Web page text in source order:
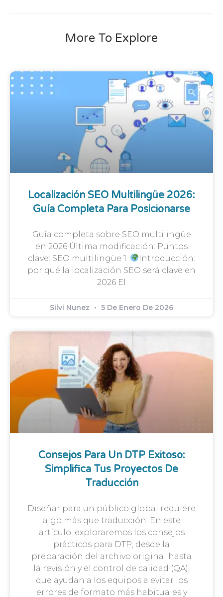
More To Explore
Localización SEO Multilingüe 2026:
Guía Completa Para Posicionarse
Guía completa sobre SEO multilingüe
en 2026 Última modificación: Puntos
clave: SEO multilingüe 1.
Introducción:
por qué la localización SEO será clave en
2026 El
Silvi Nunez 5 De Enero De 2026
Consejos Para Un DTP Exitoso:
Simplifica Tus Proyectos De
Traducción
Diseñar para un público global requiere
algo más que traducción. En este
artículo, exploraremos los consejos
prácticos para DTP, desde la
preparación del archivo original hasta
la revisión y el control de calidad (QA),
que ayudan a los equipos a evitar los
errores de formato más habituales y